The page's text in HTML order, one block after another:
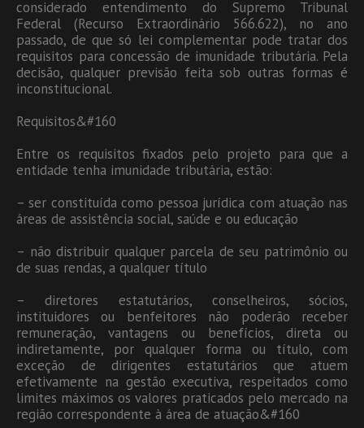
considerado entendimento do Supremo Tribunal
Federal (Recurso Extraordinário 566.622), no ano
passado, de que só lei complementar pode tratar dos
requisitos para concessão de imunidade tributária. Pela
decisão, qualquer previsão feita sob outras formas é
inconstitucional.
Requisitos&#160
Entre os requisitos fixados pelo projeto para que a
entidade tenha imunidade tributária, estão:
– ser constituída como pessoa jurídica com atuação nas
áreas de assistência social, saúde e ou educação
– não distribuir qualquer parcela de seu patrimônio ou
de suas rendas, a qualquer título
– diretores estatutários, conselheiros, sócios,
instituidores ou benfeitores não poderão receber
remuneração, vantagens ou benefícios, direta ou
indiretamente, por qualquer forma ou título, com
exceção de dirigentes estatutários que atuem
efetivamente na gestão executiva, respeitados como
limites máximos os valores praticados pelo mercado na
região correspondente à área de atuação&#160